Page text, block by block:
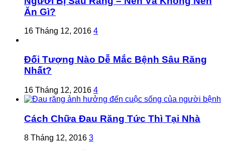
Ăn Gì?
16 Tháng 12, 2016 4
Đối Tượng Nào Dễ Mắc Bệnh Sâu Răng
Nhất?
16 Tháng 12, 2016 4
Cách Chữa Đau Răng Tức Thì Tại Nhà
8 Tháng 12, 2016 3